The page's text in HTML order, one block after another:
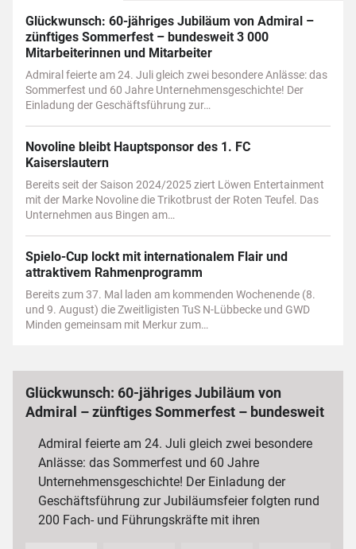
Glückwunsch: 60-jähriges Jubiläum von Admiral –
zünftiges Sommerfest – bundesweit 3 000
Mitarbeiterinnen und Mitarbeiter
Admiral feierte am 24. Juli gleich zwei besondere Anlässe: das
Sommerfest und 60 Jahre Unternehmensgeschichte! Der
Einladung der Geschäftsführung zur…
Novoline bleibt Hauptsponsor des 1. FC
Kaiserslautern
Bereits seit der Saison 2024/2025 ziert Löwen Entertainment
mit der Marke Novoline die Trikotbrust der Roten Teufel. Das
Unternehmen aus Bingen am…
Spielo-Cup lockt mit internationalem Flair und
attraktivem Rahmenprogramm
Bereits zum 37. Mal laden am kommenden Wochenende (8.
und 9. August) die Zweitligisten TuS N-Lübbecke und GWD
Minden gemeinsam mit Merkur zum…
Glückwunsch: 60-jähriges Jubiläum von
Admiral – zünftiges Sommerfest – bundesweit
Admiral feierte am 24. Juli gleich zwei besondere
Anlässe: das Sommerfest und 60 Jahre
Unternehmensgeschichte! Der Einladung der
Geschäftsführung zur Jubiläumsfeier folgten rund
200 Fach- und Führungskräfte mit ihren